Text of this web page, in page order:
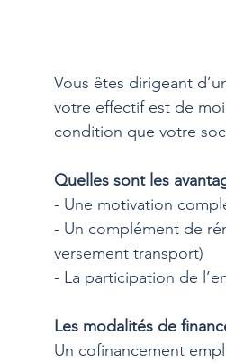
Vous êtes dirigeant
votre effectif est de
condition que votre
Quelles sont les
- Une motivation
- Un complément de
versement transport)
- La participation de
Les modalités de
Un cofinancement